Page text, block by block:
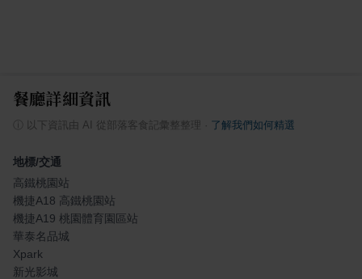
餐廳詳細資訊
以下資訊由 AI 從部落客食記彙整整理 了解我們如何精選
地標/交通
高鐵桃園站
機捷A18 高鐵桃園站
機捷A19 桃園體育園區站
華泰名品城
Xpark
新光影城